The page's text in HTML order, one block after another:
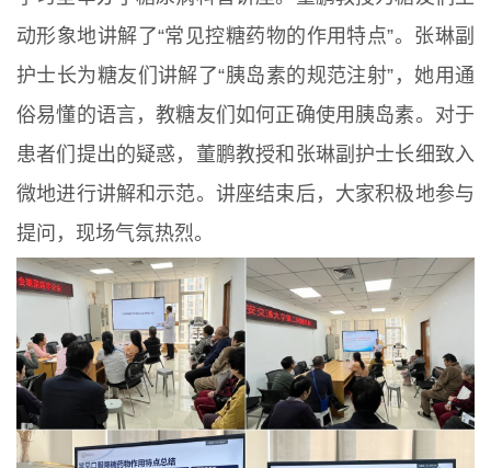
动形象地讲解了“常见控糖药物的作用特点”。张琳副
护士长为糖友们讲解了“胰岛素的规范注射”，她用通
俗易懂的语言，教糖友们如何正确使用胰岛素。对于
患者们提出的疑惑，董鹏教授和张琳副护士长细致入
微地进行讲解和示范。讲座结束后，大家积极地参与
提问，现场气氛热烈。